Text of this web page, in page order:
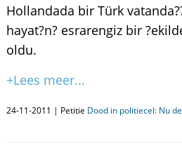
Hollandada bir Türk
hayat?n? esrarengiz bir
oldu.
+Lees meer...
24-11-2011 | Petitie Dood in politiecel: Nu